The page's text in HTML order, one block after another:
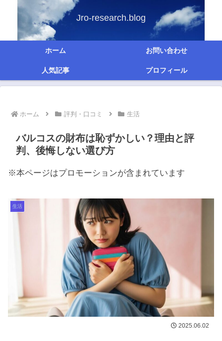
Jro-research.blog
ホーム お問い合わせ
人気記事 プロフィール
ホーム 評判・口コミ 生活
バルコスの財布は恥ずかしい？理由と評
判、後悔しない選び方
※本ページはプロモーションが含まれています
生活
2025.06.02